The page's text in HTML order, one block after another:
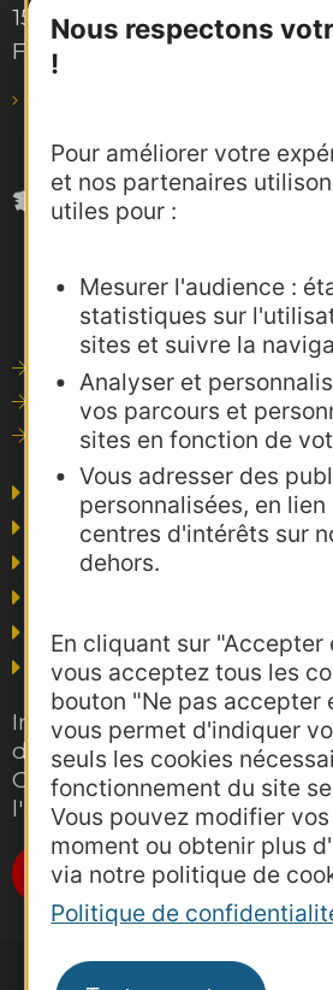
Nous respectons
!
Pour améliorer votre
et nos partenaires
utiles pour :
Mesurer l'audience :
statistiques sur
sites et suivre la
Analyser et
vos parcours et
sites en fonction de
Vous adresser des
personnalisées, en
centres d'intérêts sur
dehors.
En cliquant sur "Accepter
vous acceptez tous les
bouton "Ne pas accepter
vous permet d'indiquer
seuls les cookies
fonctionnement du site
Vous pouvez modifier
moment ou obtenir plus
via notre politique de
Politique de
15, rue Rivals – CS 78543
F-31685 Toulouse Cedex 6
Outils de
Photothèque
Consultations
Agence AD'OCC
Presse et influence
Voyagistes
Thermalisme
Grand public
Inscrivez-vous
d'information pro de la
Occitanie pour suivre nos
l'actualité du tourisme
Je m'abonne